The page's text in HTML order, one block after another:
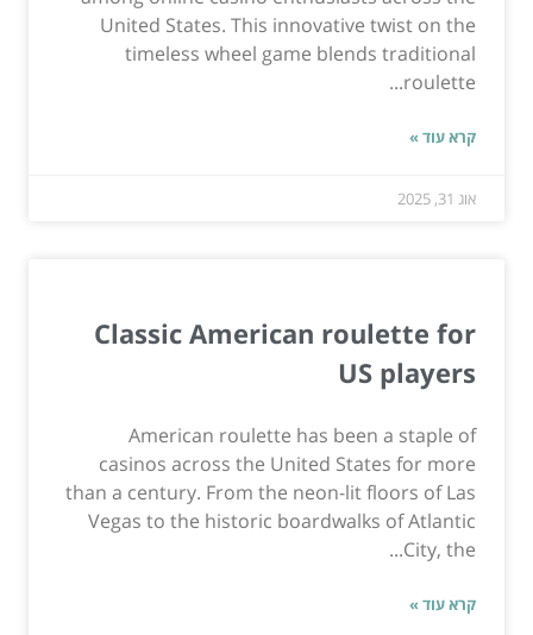
United States. This innovative twist on the
timeless wheel game blends traditional
roulette...
קרא עוד »
אוג 31, 2025
Classic American roulette for
US players
American roulette has been a staple of
casinos across the United States for more
than a century. From the neon-lit floors of Las
Vegas to the historic boardwalks of Atlantic
City, the...
קרא עוד »